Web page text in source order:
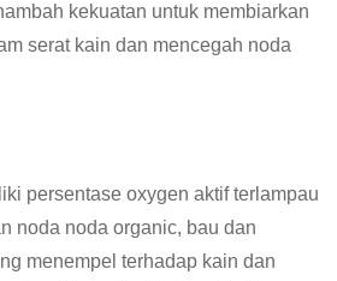
kekuatan untuk membiarkan
serat kain dan mencegah noda
persentase oxygen aktif terlampau
noda noda organic, bau dan
menempel terhadap kain dan